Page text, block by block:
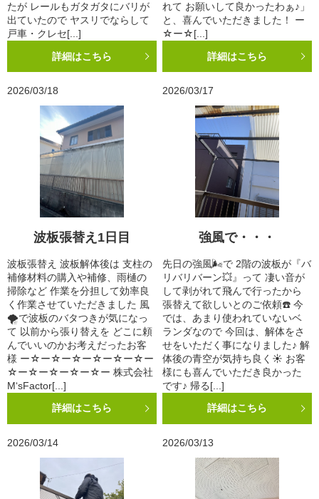
たが レールもガタガタにバリが
出ていたので ヤスリでならして
戸車・クレセ[...]
詳細はこちら
れて お願いして良かったわぁ♪」
と、喜んでいただきました！ ー
☆ー☆[...]
詳細はこちら
2026/03/18
波板張替え1日目
波板張替え 波板解体後は 支柱の
補修材料の購入や補修、雨樋の
掃除など 作業を分担して効率良
く作業させていただきました 風
🌪️で波板のバタつきが気になっ
て 以前から張り替えを どこに頼
んでいいのかお考えだったお客
様 ー☆ー☆ー☆ー☆ー☆ー☆ー
☆ー☆ー☆ー☆ー☆ー 株式会社
M‘sFactor[...]
詳細はこちら
2026/03/17
強風で・・・
先日の強風🌬️で 2階の波板が『バ
リバリバーン💥』って 凄い音が
して剥がれて飛んで行ったから
張替えて欲しいとのご依頼☎️ 今
では、あまり使われていないベ
ランダなので 今回は、解体をさ
せをいただく事になりました♪ 解
体後の青空が気持ち良く☀️ お客
様にも喜んでいただき良かった
です♪ 帰る[...]
詳細はこちら
2026/03/14 2026/03/13